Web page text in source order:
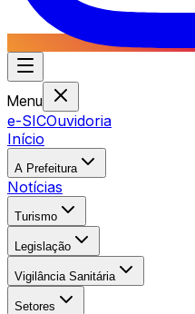
Menu
e-SICOuvidoria
Início
A Prefeitura
Notícias
Turismo
Legislação
Vigilância Sanitária
Setores